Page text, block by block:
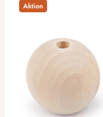
Aktion